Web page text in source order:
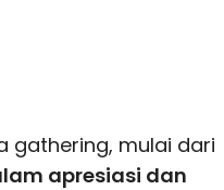
gathering, mulai dari
apresiasi dan